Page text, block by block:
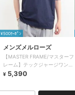
¥500ｸｰﾎﾟﾝ
メンズメルローズ
【MASTER FRAME/マスターフ
レーム】テックジャージワンポ
イントロゴTシャツ
¥ 5,390